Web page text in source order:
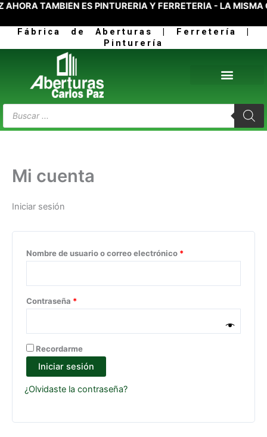
Ir
contenido
TAMBIÉN ES PINTURERÍA Y FERRETERÍA - LA MISMA
Fábrica de Aberturas | Ferretería |
Pinturería
Products
search
Mi cuenta
Iniciar sesión
Nombre de usuario o correo electrónico *
Requerido
Contraseña *
Requerido
Recordarme
Iniciar sesión
¿Olvidaste la contraseña?